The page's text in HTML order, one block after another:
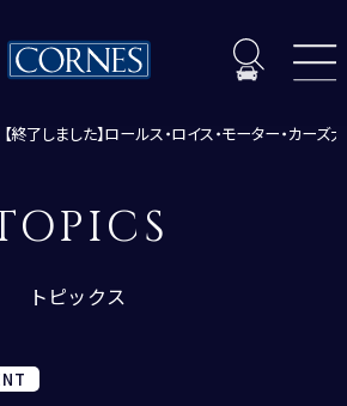
【終了しました】ロールス・ロイス・モーター・カ
トピックス